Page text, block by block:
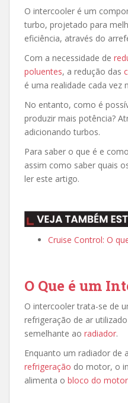
O intercooler é um
turbo, projetado para
eficiência, através do
Com a necessidade de
poluentes, a redução das
é uma realidade cada vez
No entanto, como é
produzir mais potência?
adicionando turbos.
Para saber o que é e
assim como saber quais
ler este artigo.
Cruise Control: O
O Que é um
O intercooler trata-se de
refrigeração de ar
semelhante ao radiador.
Enquanto um radiador de
refrigeração do motor, o
alimenta o bloco do motor